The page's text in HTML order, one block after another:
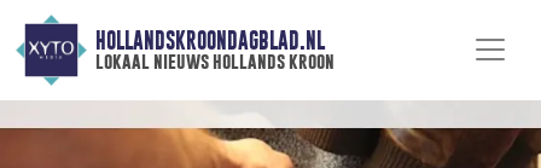
HOLLANDSKROONDAGBLAD.NL
lokaal nieuws hollands kroon